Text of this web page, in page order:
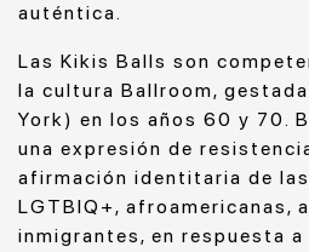
auténtica.
Las Kikis Balls son
la cultura Ballroom,
York) en los años 60 y 70.
una expresión de
afirmación identitaria de
LGTBIQ+, afroamericanas,
inmigrantes, en respuesta